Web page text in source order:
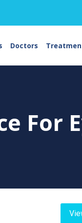
Doctors
For